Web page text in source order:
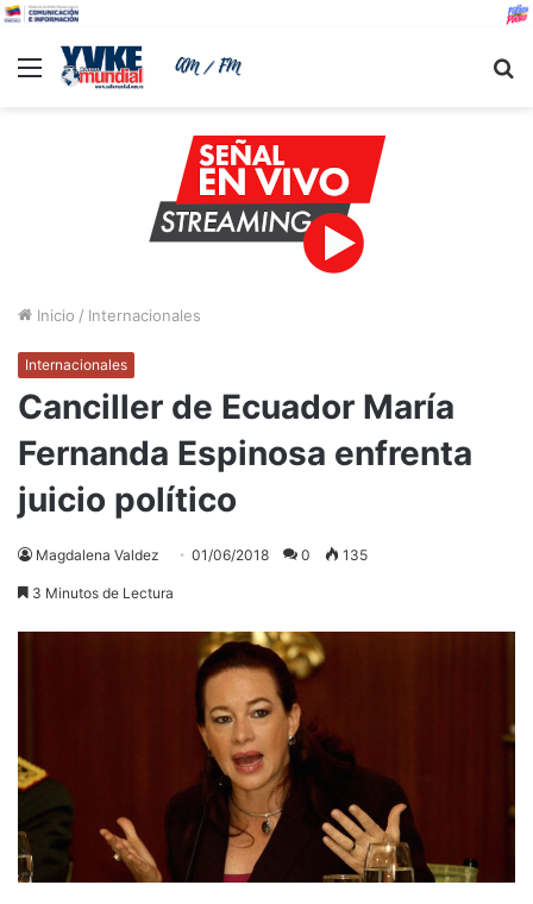
Menu
Inicio / Internacionales
Internacionales
Canciller de Ecuador María
Fernanda Espinosa enfrenta
juicio político
Magdalena Valdez 01/06/2018 0 135
3 Minutos de Lectura